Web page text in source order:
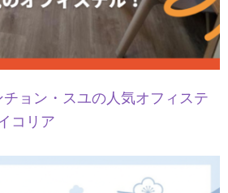
チョン・スユの人気オフィステ
コリア